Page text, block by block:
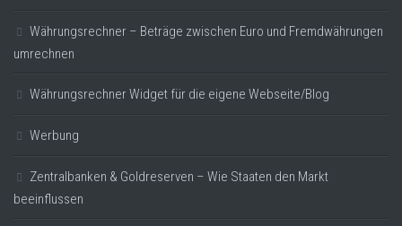
Währungsrechner – Beträge zwischen Euro und Fremdwährungen
umrechnen
Währungsrechner Widget für die eigene Webseite/Blog
Werbung
Zentralbanken & Goldreserven – Wie Staaten den Markt
beeinflussen